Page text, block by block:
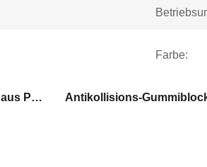
Farbe:
Antikollisions-Gummiblock aus Polyurethan